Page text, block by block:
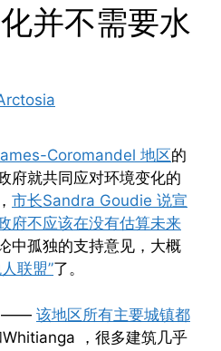
并不需要水
Coromandel 地区的
府就共同应对环境变化的
市长Sandra Goudie 说宣
府不应该在没有估算未来
中孤独的支持意见，大概
联盟”了。
—— 该地区所有主要城镇都
Whitianga ，很多建筑几乎